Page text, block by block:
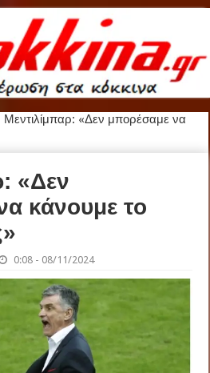
Μεντιλίμπαρ: «Δεν μπορέσαμε να
«Δεν
κάνουμε το
0:08 - 08/11/2024